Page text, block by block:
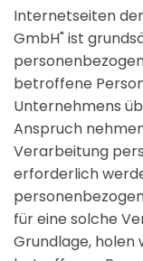
Internetseiten
GmbH" ist
betroffene
Unternehmens
Anspruch
Verarbeitung
erforderlich
für eine solche
Grundlage, holen